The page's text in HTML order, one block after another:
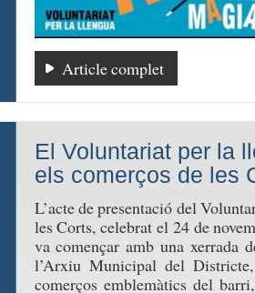
Article complet
El Voluntariat per la
els comerços de les
L’acte de presentació del
les Corts, celebrat el 24 de
va començar amb una xerrada
l’Arxiu Municipal del
comerços emblemàtics del